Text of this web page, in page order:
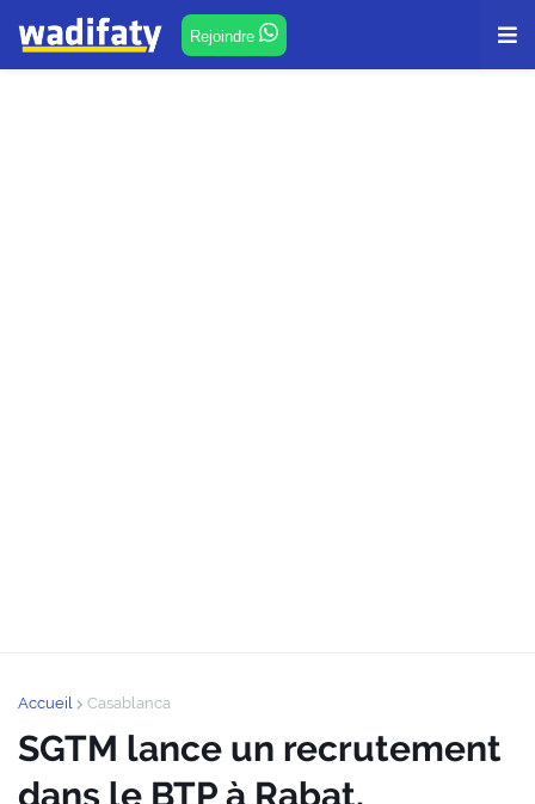
Rejoindre
Accueil Casablanca
SGTM lance un recrutement
dans le BTP à Rabat,